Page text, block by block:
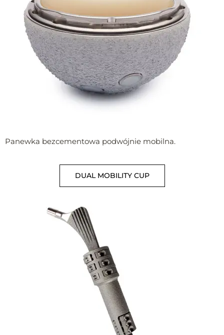
Panewka bezcementowa podwójnie mobilna.
DUAL MOBILITY CUP